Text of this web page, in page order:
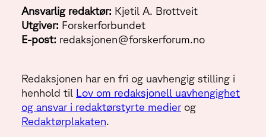
Ansvarlig redaktør: Kjetil A. Brottveit
Utgiver: Forskerforbundet
E-post: redaksjonen@forskerforum.no
Redaksjonen har en fri og uavhengig stilling i
henhold til Lov om redaksjonell uavhengighet
og ansvar i redaktørstyrte medierog
Redaktørplakaten.